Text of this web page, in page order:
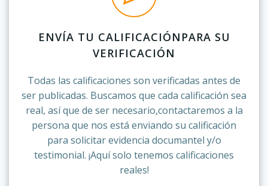
ENVÍA TU CALIFICACIÓNPARA SU
VERIFICACIÓN
Todas las calificaciones son verificadas antes de
ser publicadas. Buscamos que cada calificación sea
real, así que de ser necesario,contactaremos a la
persona que nos está enviando su calificación
para solicitar evidencia documantel y/o
testimonial. ¡Aquí solo tenemos calificaciones
reales!